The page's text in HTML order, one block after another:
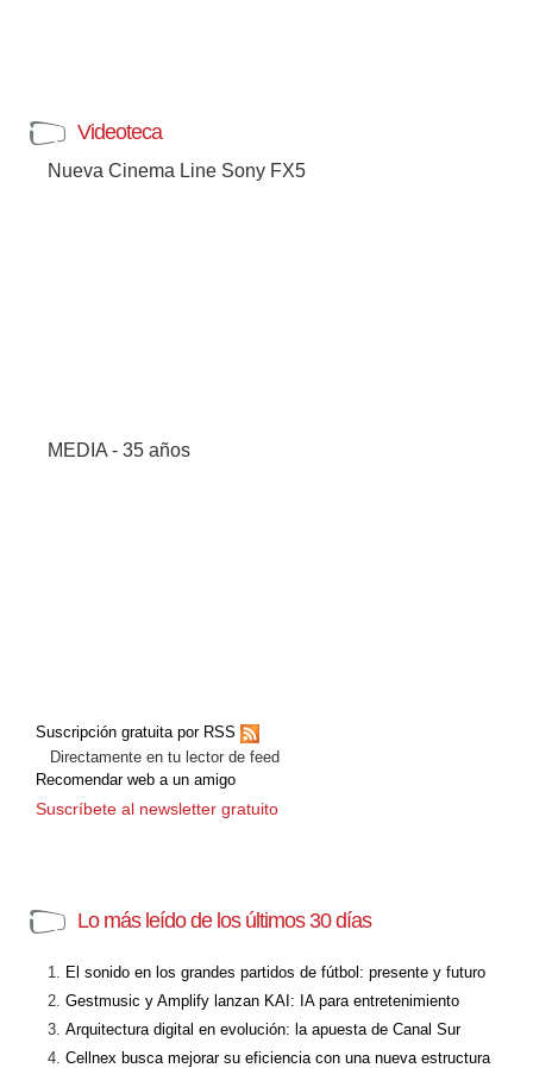
Videoteca
Nueva Cinema Line Sony FX5
MEDIA - 35 años
Suscripción gratuita por RSS
Directamente en tu lector de feed
Recomendar web a un amigo
Suscríbete al newsletter gratuito
Lo más leído de los últimos 30 días
El sonido en los grandes partidos de fútbol: presente y futuro
Gestmusic y Amplify lanzan KAI: IA para entretenimiento
Arquitectura digital en evolución: la apuesta de Canal Sur
Cellnex busca mejorar su eficiencia con una nueva estructura